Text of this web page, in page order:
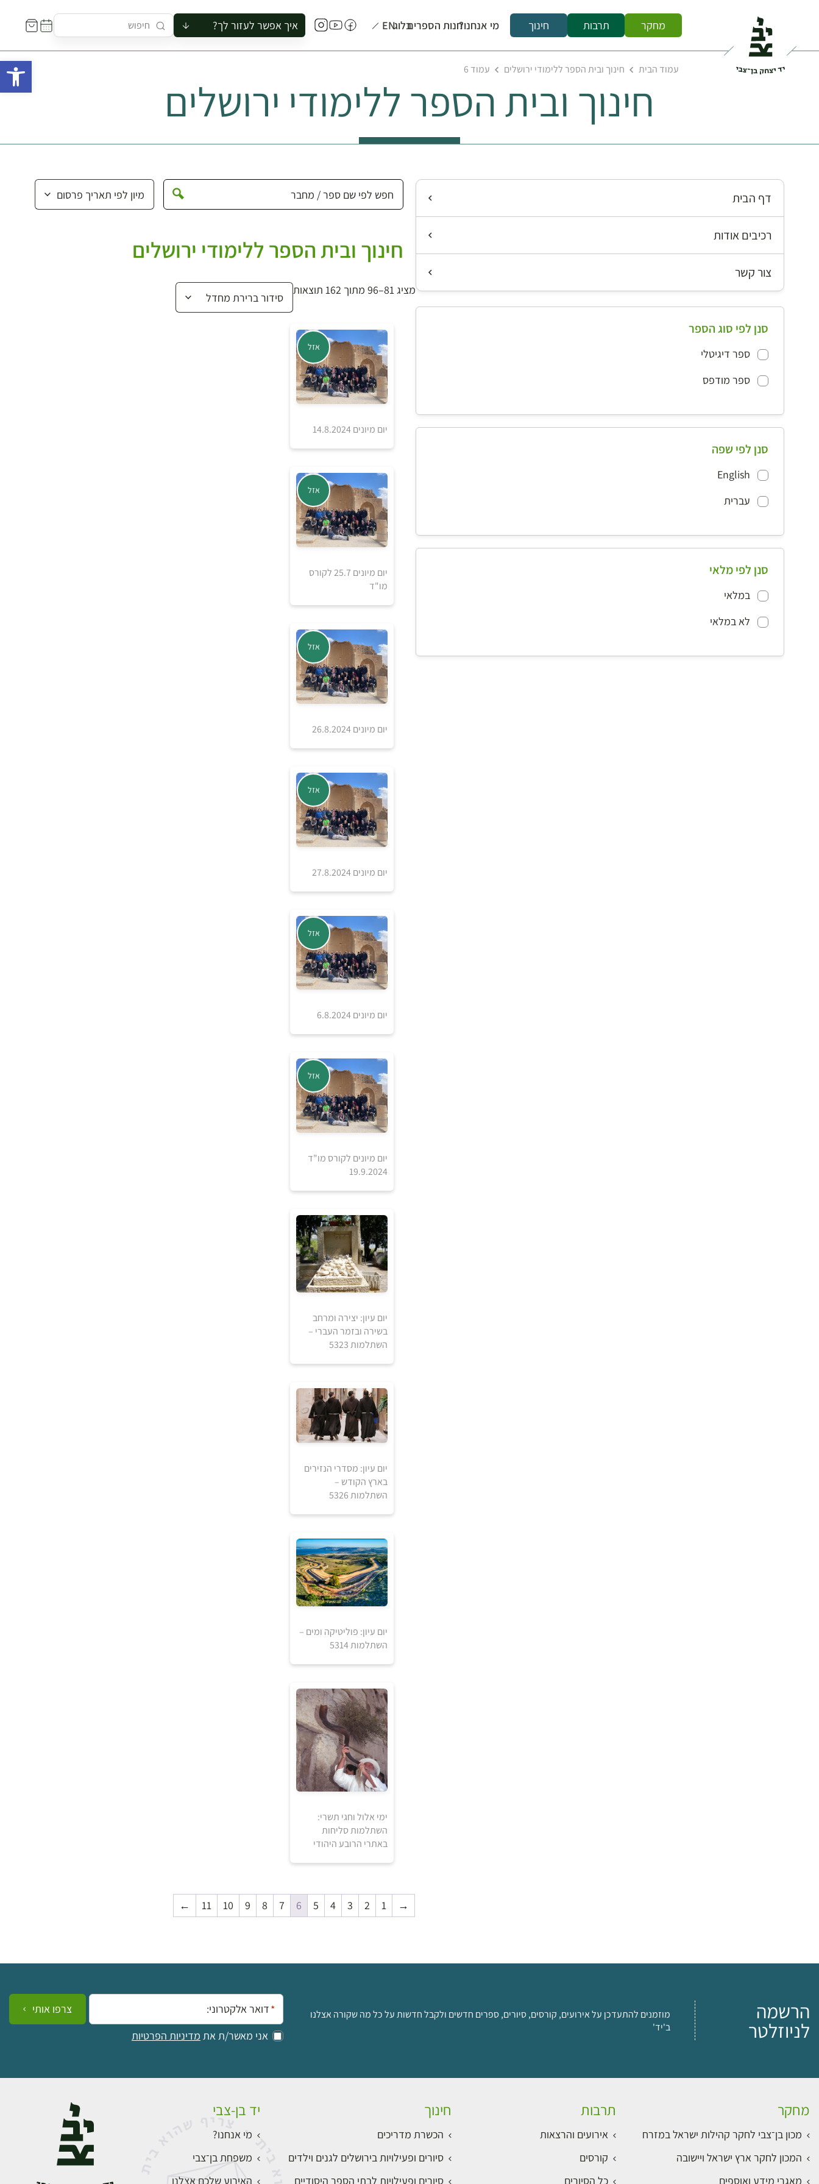
מחקר תרבות חינוך מי אנחנו?חנות הספריםבלוגEN איך אפשר לעזור לך?
להזמין סיור לקבוצה
לקנות ספר
לתאם ביקור בצריף
עמוד הבית חינוך ובית הספר ללימודי ירושלים עמוד 6
חינוך ובית הספר ללימודי ירושלים
דף הבית
רכיבים אודות
צור קשר
סנן לפי סוג הספר
ספר דיגיטלי
ספר מודפס
סנן לפי שפה
English
עברית
סנן לפי מלאי
במלאי
לא במלאי
חינוך ובית הספר ללימודי ירושלים
מציג 81–96 מתוך 162 תוצאות
אזל
יום מיונים 14.8.2024
אזל מהמלאי
אזל
יום מיונים 25.7 לקורס
מו"ד
אזל
יום מיונים 26.8.2024
אזל
יום מיונים 27.8.2024
אזל
יום מיונים 6.8.2024
אזל מהמלאי
אזל
יום מיונים לקורס מו"ד
19.9.2024
5
₪
5
₪
למידע ולרכישה
יום עיון: יצירה ומרחב
בשירה ובזמר העברי –
השתלמות 5323
5
₪
5
₪
למידע ולרכישה
יום עיון: מסדרי הנזירים
בארץ הקודש –
השתלמות 5326
5
₪
5
₪
למידע ולרכישה
יום עיון: פוליטיקה ומים –
השתלמות 5314
100
₪
ימי אלול וחגי תשרי:
השתלמות סליחות
באתרי הרובע היהודי
→
1
2
3
4
5
6
7
8
9
10
11
←
הרשמה
לניוזלטר
מוזמנים להתעדכן על אירועים, קורסים, סיורים, ספרים חדשים ולקבל חדשות על כל מה שקורה אצלנו
ב'יד'
אימייל:
אני מאשר/ת את מדיניות הפרטיות
צרפו אותי
מחקר
מכון בן־צבי לחקר קהילות ישראל במזרח
המכון לחקר ארץ ישראל ויישובה
מאגרי מידע ואוספים
תרבות
אירועים והרצאות
קורסים
כל הסיורים
חינוך
הכשרת מדריכים
סיורים ופעילויות בירושלים לגנים וילדים
סיורים ופעילויות לבתי הספר היסודיים
יד בן-צבי
מי אנחנו?
משפחת בן־צבי
האירוע שלכם אצלנו